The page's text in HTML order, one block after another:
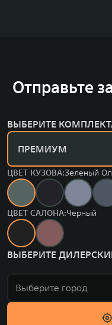
Отправьте
ВЫБЕРИТЕ
ПРЕМИУМ
ЦВЕТ КУЗОВА:Зеленый
ЦВЕТ САЛОНА:Черный
ВЫБЕРИТЕ
Выберите город